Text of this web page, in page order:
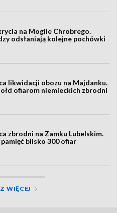
na Mogile Chrobrego.
odsłaniają kolejne pochówki
likwidacji obozu na Majdanku.
ofiarom niemieckich zbrodni
zbrodni na Zamku Lubelskim.
blisko 300 ofiar
WIĘCEJ